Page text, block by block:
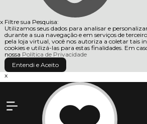
x Filtre sua Pesquisa:
Utilizamos seus dados para analisar e
durante a sua navegação e em serviços de
pela loja virtual, você nos autoriza a coletar tais
cookies e utilizá-las para estas finalidades. Em
nossa Política de Privacidade
Entendi e Aceito
x